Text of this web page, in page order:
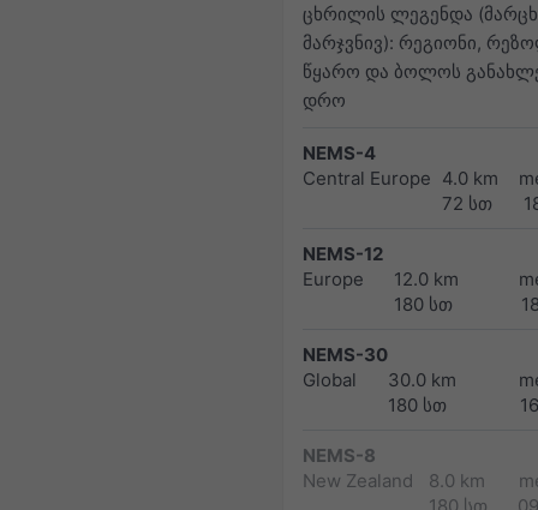
ცხრილის ლეგენდა
მარჯვნივ): რეგიონი,
წყარო და ბოლოს
დრო
NEMS-4
Central Europe 4.0 km
72 სთ
NEMS-12
Europe
12.0 km
180 სთ
NEMS-30
Global
30.0 km
180 სთ
NEMS-8
New Zealand
8.0 km